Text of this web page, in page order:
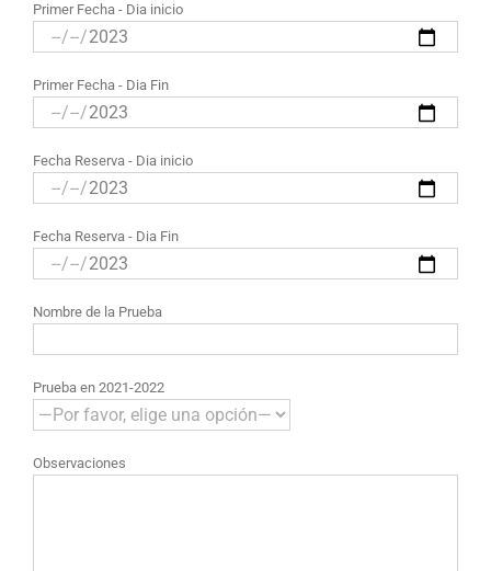
Primer Fecha - Dia inicio
Primer Fecha - Dia Fin
Fecha Reserva - Dia inicio
Fecha Reserva - Dia Fin
Nombre de la Prueba
Prueba en 2021-2022
Observaciones